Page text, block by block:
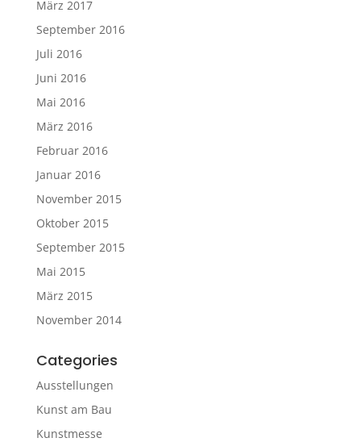
März 2017
September 2016
Juli 2016
Juni 2016
Mai 2016
März 2016
Februar 2016
Januar 2016
November 2015
Oktober 2015
September 2015
Mai 2015
März 2015
November 2014
Categories
Ausstellungen
Kunst am Bau
Kunstmesse